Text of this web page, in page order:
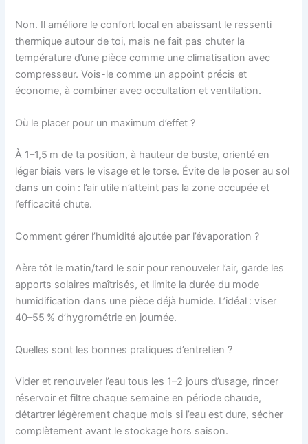
Non. Il améliore le confort local en abaissant le ressenti
thermique autour de toi, mais ne fait pas chuter la
température d’une pièce comme une climatisation avec
compresseur. Vois-le comme un appoint précis et
économe, à combiner avec occultation et ventilation.
Où le placer pour un maximum d’effet ?
À 1–1,5 m de ta position, à hauteur de buste, orienté en
léger biais vers le visage et le torse. Évite de le poser au sol
dans un coin : l’air utile n’atteint pas la zone occupée et
l’efficacité chute.
Comment gérer l’humidité ajoutée par l’évaporation ?
Aère tôt le matin/tard le soir pour renouveler l’air, garde les
apports solaires maîtrisés, et limite la durée du mode
humidification dans une pièce déjà humide. L’idéal : viser
40–55 % d’hygrométrie en journée.
Quelles sont les bonnes pratiques d’entretien ?
Vider et renouveler l’eau tous les 1–2 jours d’usage, rincer
réservoir et filtre chaque semaine en période chaude,
détartrer légèrement chaque mois si l’eau est dure, sécher
complètement avant le stockage hors saison.